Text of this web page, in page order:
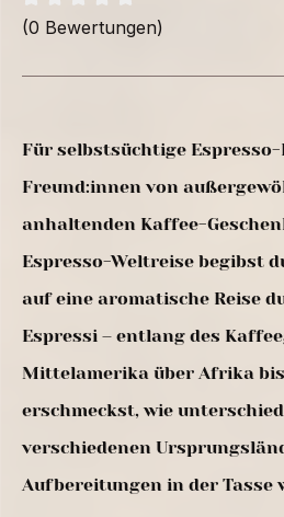
(0 Bewertungen)
Für selbstsüchtige
Freund:innen von
anhaltenden Kaffee-
Espresso-Weltreise begibst
auf eine aromatische Reise
Espressi – entlang des
Mittelamerika über Afrika bis
erschmeckst, wie
verschiedenen
Aufbereitungen in der Tasse